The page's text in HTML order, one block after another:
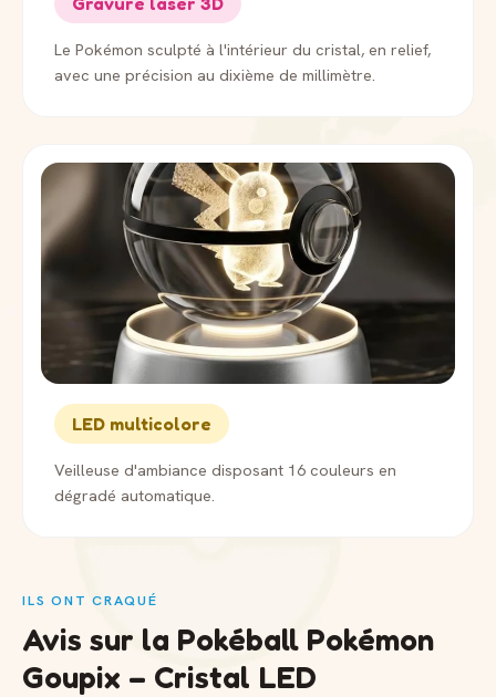
Le Pokémon sculpté à l'intérieur du cristal, en relief,
avec une précision au dixième de millimètre.
LED multicolore
Veilleuse d'ambiance disposant 16 couleurs en
dégradé automatique.
ILS ONT CRAQUÉ
Avis sur la Pokéball Pokémon
Goupix – Cristal LED